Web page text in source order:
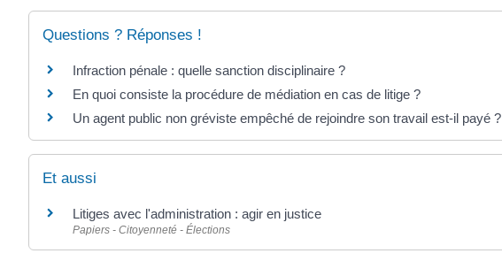
Questions ? Réponses !
Infraction pénale : quelle sanction disciplinaire ?
En quoi consiste la procédure de médiation en cas de litige ?
Un agent public non gréviste empêché de rejoindre son travail est-il payé ?
Et aussi
Litiges avec l'administration : agir en justice
Papiers - Citoyenneté - Élections